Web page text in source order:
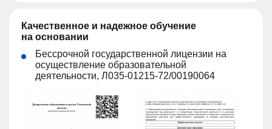
Качественное и надежное обучение
на основании
Бессрочной государственной лицензии на
осуществление образовательной
деятельности, Л035-01215-72/00190064